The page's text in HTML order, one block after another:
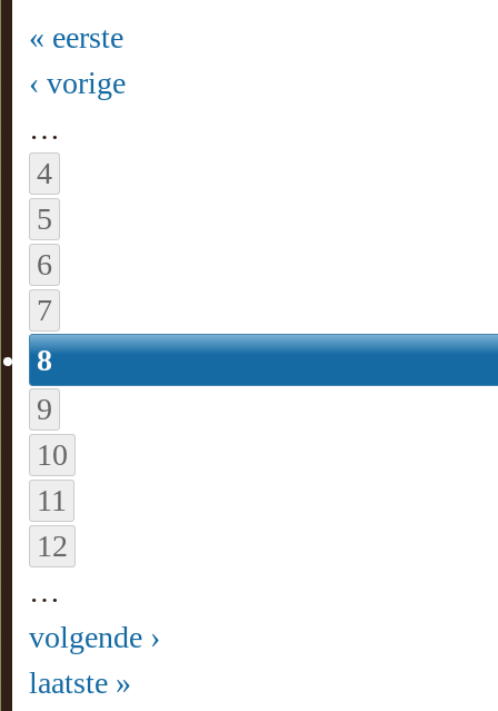
« eerste
‹ vorige
…
4
5
6
7
8
9
10
11
12
…
volgende ›
laatste »